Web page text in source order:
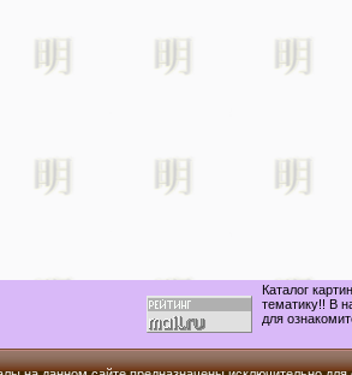
Каталог
тематику!! В
для